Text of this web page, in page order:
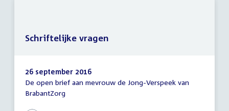
Schriftelijke
vragen
26 september 2016
De open brief aan mevrouw de Jong-Verspeek van
BrabantZorg
Schriftelijke vragen